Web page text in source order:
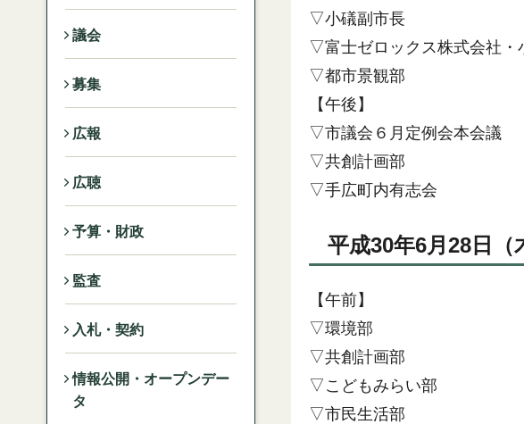
議会
募集
広報
広聴
予算・財政
監査
入札・契約
情報公開・オープンデー
タ
▽小礒副市長
▽富士ゼロックス株式会社・
▽都市景観部
【午後】
▽市議会６月定例会本会議
▽共創計画部
▽手広町内有志会
平成30年6月28日（
【午前】
▽環境部
▽共創計画部
▽こどもみらい部
▽市民生活部